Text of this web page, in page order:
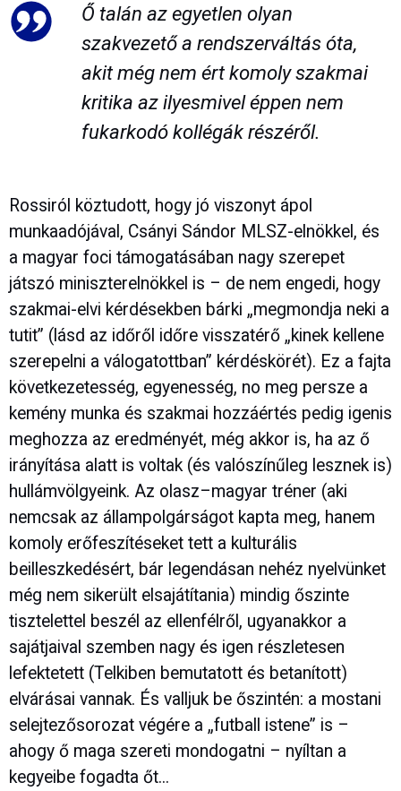
Ő talán az egyetlen olyan
szakvezető a rendszerváltás óta,
akit még nem ért komoly szakmai
kritika az ilyesmivel éppen nem
fukarkodó kollégák részéről.
Rossiról köztudott, hogy jó viszonyt ápol
munkaadójával, Csányi Sándor MLSZ-elnökkel, és
a magyar foci támogatásában nagy szerepet
játszó miniszterelnökkel is – de nem engedi, hogy
szakmai-elvi kérdésekben bárki „megmondja neki a
tutit” (lásd az időről időre visszatérő „kinek kellene
szerepelni a válogatottban” kérdéskörét). Ez a fajta
következetesség, egyenesség, no meg persze a
kemény munka és szakmai hozzáértés pedig igenis
meghozza az eredményét, még akkor is, ha az ő
irányítása alatt is voltak (és valószínűleg lesznek is)
hullámvölgyeink. Az olasz–magyar tréner (aki
nemcsak az állampolgárságot kapta meg, hanem
komoly erőfeszítéseket tett a kulturális
beilleszkedésért, bár legendásan nehéz nyelvünket
még nem sikerült elsajátítania) mindig őszinte
tisztelettel beszél az ellenfélről, ugyanakkor a
sajátjaival szemben nagy és igen részletesen
lefektetett (Telkiben bemutatott és betanított)
elvárásai vannak. És valljuk be őszintén: a mostani
selejtezősorozat végére a „futball istene” is –
ahogy ő maga szereti mondogatni – nyíltan a
kegyeibe fogadta őt...